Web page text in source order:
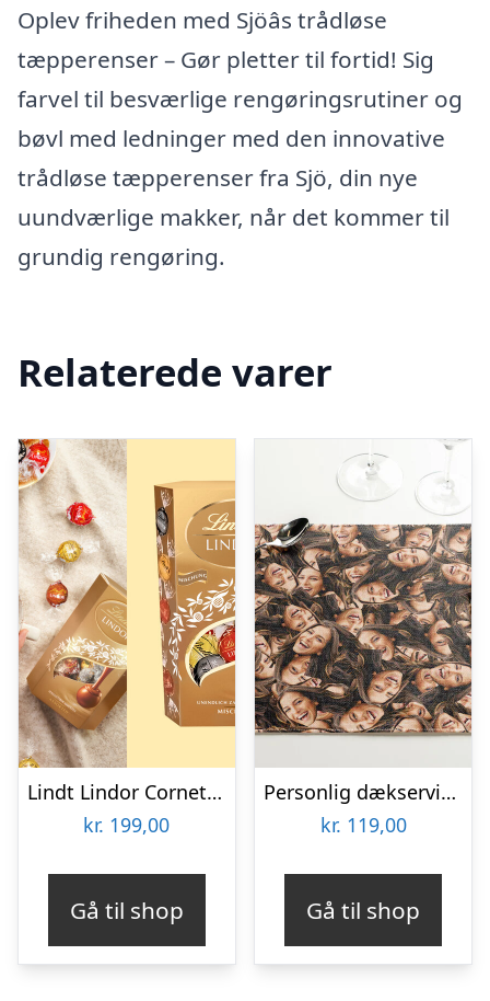
Oplev friheden med Sjöâs trådløse
tæpperenser – Gør pletter til fortid! Sig
farvel til besværlige rengøringsrutiner og
bøvl med ledninger med den innovative
trådløse tæpperenser fra Sjö, din nye
uundværlige makker, når det kommer til
grundig rengøring.
Relaterede varer
Lindt Lindor Cornet 500 gram – Blandet chokolade
kr. 199,00
Gå til shop
Personlig dækserviet med Billede – Multiface
kr. 119,00
Gå til shop